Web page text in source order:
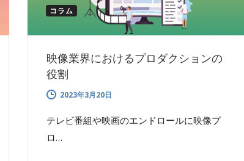
コラム
映像業界におけるプロダクションの
役割
2023年3月20日
テレビ番組や映画のエンドロールに映像プ
ロ…